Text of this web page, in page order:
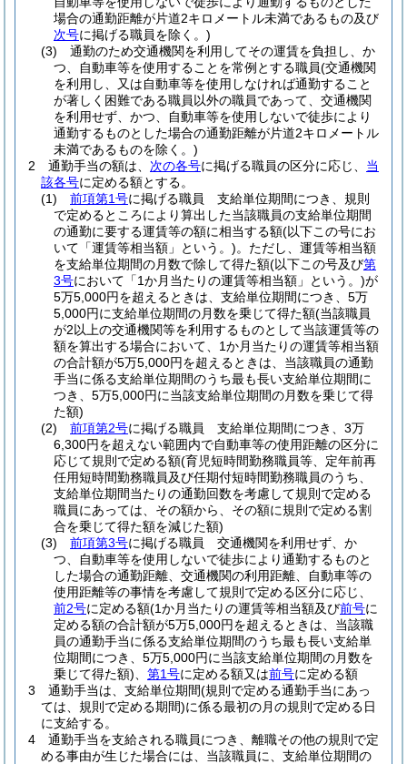
場合の通勤距離が片道2キロメートル未満であるもの及び
次号に掲げる職員を除く。)
(3)
通勤のため交通機関を利用してその運賃を負担し、か
つ、自動車等を使用することを常例とする職員(交通機関
を利用し、又は自動車等を使用しなければ通勤すること
が著しく困難である職員以外の職員であって、交通機関
を利用せず、かつ、自動車等を使用しないで徒歩により
通勤するものとした場合の通勤距離が片道2キロメートル
未満であるものを除く。)
2
通勤手当の額は、 次の各号に掲げる職員の区分に応じ、 当
該各号に定める額とする。
(1)
前項第1号に掲げる職員 支給単位期間につき、規則
で定めるところにより算出した当該職員の支給単位期間
の通勤に要する運賃等の額に相当する額(以下この号にお
いて「運賃等相当額」という。)。 ただし、運賃等相当額
を支給単位期間の月数で除して得た額(以下この号及び第
3号において「1か月当たりの運賃等相当額」という。)が
5万5,000円を超えるときは、支給単位期間につき、5万
5,000円に支給単位期間の月数を乗じて得た額(当該職員
が2以上の交通機関等を利用するものとして当該運賃等の
額を算出する場合において、1か月当たりの運賃等相当額
の合計額が5万5,000円を超えるときは、当該職員の通勤
手当に係る支給単位期間のうち最も長い支給単位期間に
つき、5万5,000円に当該支給単位期間の月数を乗じて得
た額)
(2)
前項第2号に掲げる職員 支給単位期間につき、3万
6,300円を超えない範囲内で自動車等の使用距離の区分に
応じて規則で定める額(育児短時間勤務職員等、定年前再
任用短時間勤務職員及び任期付短時間勤務職員のうち、
支給単位期間当たりの通勤回数を考慮して規則で定める
職員にあっては、その額から、その額に規則で定める割
合を乗じて得た額を減じた額)
(3)
前項第3号に掲げる職員 交通機関を利用せず、か
つ、自動車等を使用しないで徒歩により通勤するものと
した場合の通勤距離、交通機関の利用距離、自動車等の
使用距離等の事情を考慮して規則で定める区分に応じ、
前2号に定める額(1か月当たりの運賃等相当額及び前号に
定める額の合計額が5万5,000円を超えるときは、当該職
員の通勤手当に係る支給単位期間のうち最も長い支給単
位期間につき、5万5,000円に当該支給単位期間の月数を
乗じて得た額)
第1号に定める額又は前号に定める額
3
通勤手当は、支給単位期間(規則で定める通勤手当にあっ
ては、規則で定める期間)に係る最初の月の規則で定める日
に支給する。
4
通勤手当を支給される職員につき、離職その他の規則で定
める事由が生じた場合には、当該職員に、支給単位期間の